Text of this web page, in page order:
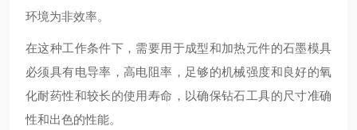
环境为非效率。
在这种工作条件下，需要用于成型和加热元件的石墨模具
必须具有电导率，高电阻率，足够的机械强度和良好的氧
化耐药性和较长的使用寿命，以确保钻石工具的尺寸准确
性和出色的性能。